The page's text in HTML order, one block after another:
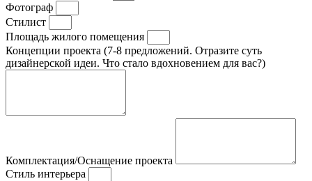
Фотограф
Стилист
Площадь жилого помещения
Концепции проекта (7-8 предложений. Отразите суть
дизайнерской идеи. Что стало вдохновением для вас?)
Комплектация/Оснащение проекта
Стиль интерьера